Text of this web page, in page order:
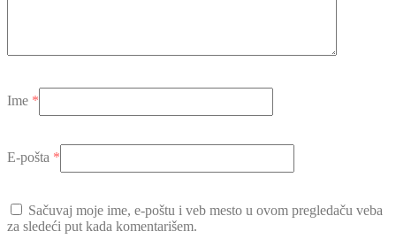
Ime *
E-pošta *
Sačuvaj moje ime, e-poštu i veb mesto u ovom pregledaču veba
za sledeći put kada komentarišem.